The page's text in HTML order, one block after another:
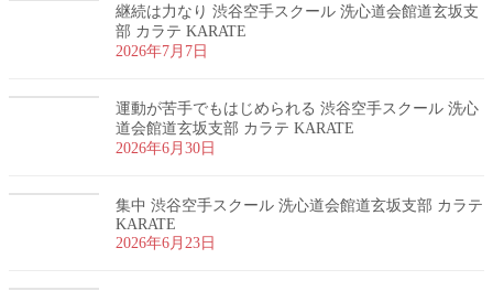
継続は力なり 渋谷空手スクール 洗心道会館道玄坂支
部 カラテ KARATE
2026年7月7日
運動が苦手でもはじめられる 渋谷空手スクール 洗心
道会館道玄坂支部 カラテ KARATE
2026年6月30日
集中 渋谷空手スクール 洗心道会館道玄坂支部 カラテ
KARATE
2026年6月23日